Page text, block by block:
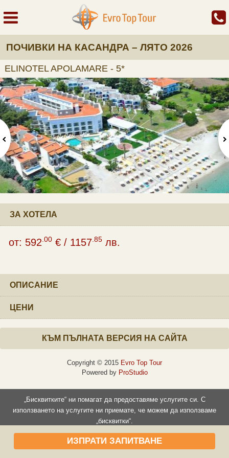
ПОЧИВКИ НА КАСАНДРА – ЛЯТО 2026
ELINOTEL APOLAMARE - 5*
ЗА ХОТЕЛА
от: 592 .00 € / 1157 .85 лв.
ОПИСАНИЕ
ЦЕНИ
ИЗПРАТИ ЗАПИТВАНЕ
КЪМ ПЪЛНАТА ВЕРСИЯ НА САЙТА
Copyright © 2015 Evro Top Tour
Powered by ProStudio
„Бисквитките“ ни помагат да предоставяме услугите си. С
използването на услугите ни приемате, че можем да използваме
„бисквитки“.
Прочети повече Съгласен съм